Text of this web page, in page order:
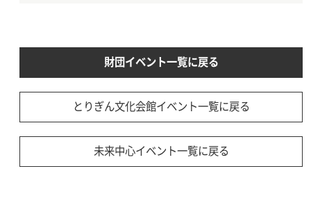
財団イベント一覧に戻る
とりぎん文化会館イベント一覧に戻る
未来中心イベント一覧に戻る